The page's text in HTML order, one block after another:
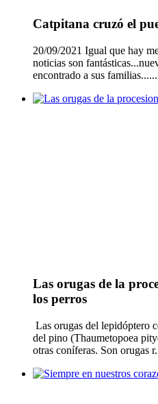
Catpitana cruzó el
20/09/2021 Igual que hay
noticias son
encontrado a sus familias......
Las orugas de la
los perros
Las orugas del lepidóptero
del pino (Thaumetopoea
otras coníferas. Son orugas